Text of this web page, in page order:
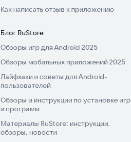
Как написать отзыв к приложению
Блог RuStore
Обзоры игр для Android 2025
Обзоры мобильных приложений 2025
Лайфхаки и советы для Android-
пользователей
Обзоры и инструкции по установке игр
и программ
Материалы RuStore: инструкции,
обзоры, новости